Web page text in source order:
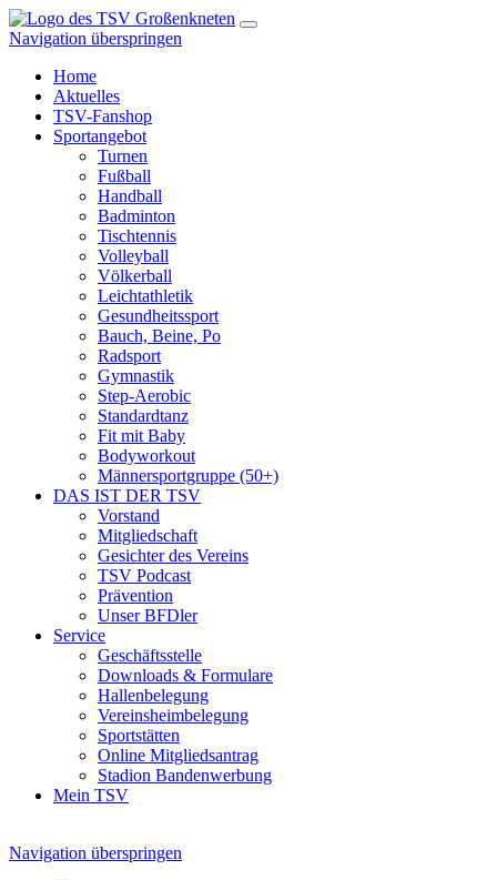
Navigation überspringen
Home
Aktuelles
TSV-Fanshop
Sportangebot
Turnen
Fußball
Handball
Badminton
Tischtennis
Volleyball
Völkerball
Leichtathletik
Gesundheitssport
Bauch, Beine, Po
Radsport
Gymnastik
Step-Aerobic
Standardtanz
Fit mit Baby
Bodyworkout
Männersportgruppe (50+)
DAS IST DER TSV
Vorstand
Mitgliedschaft
Gesichter des Vereins
TSV Podcast
Prävention
Unser BFDler
Service
Geschäftsstelle
Downloads & Formulare
Hallenbelegung
Vereinsheimbelegung
Sportstätten
Online Mitgliedsantrag
Stadion Bandenwerbung
Mein TSV
Navigation überspringen